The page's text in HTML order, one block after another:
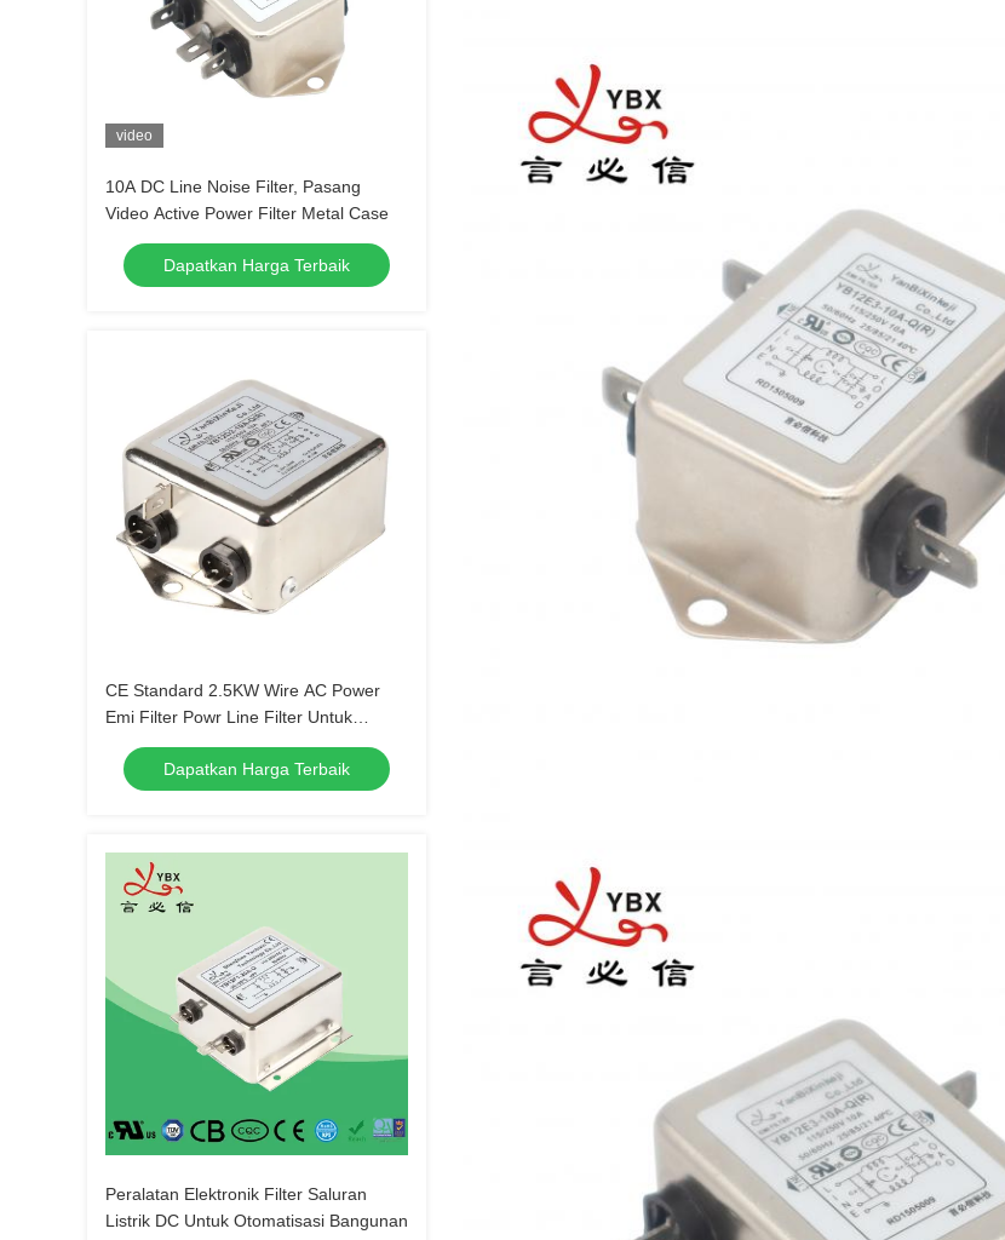
video
10A DC Line Noise Filter, Pasang
Video Active Power Filter Metal Case
Dapatkan Harga Terbaik
CE Standard 2.5KW Wire AC Power
Emi Filter Powr Line Filter Untuk
Peralatan Elektronik
Dapatkan Harga Terbaik
Peralatan Elektronik Filter Saluran
Listrik DC Untuk Otomatisasi Bangunan